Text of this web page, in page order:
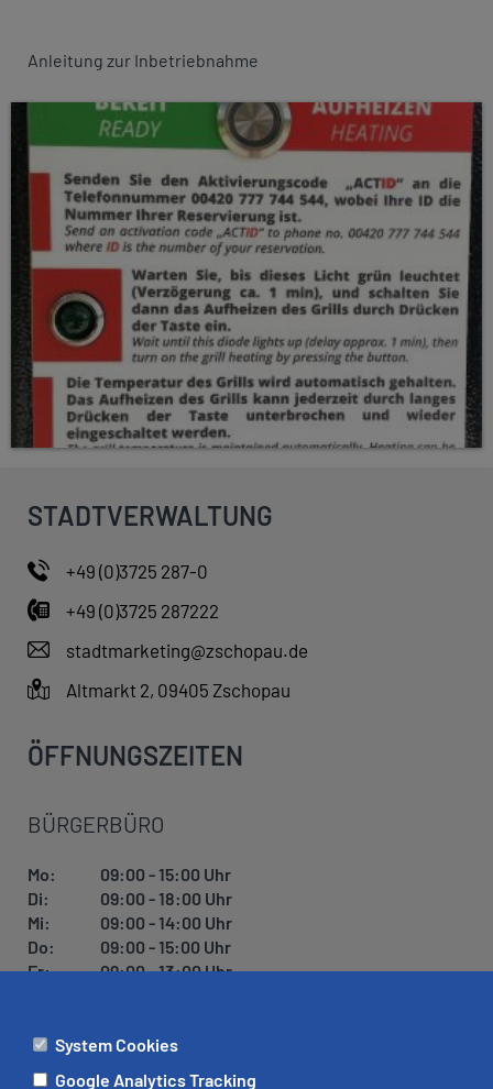
Anleitung zur Inbetriebnahme
STADTVERWALTUNG
+49 (0)3725 287-0
+49 (0)3725 287222
stadtmarketing@zschopau.de
Altmarkt 2, 09405 Zschopau
ÖFFNUNGSZEITEN
BÜRGERBÜRO
Mo:
09:00 - 15:00 Uhr
Di:
09:00 - 18:00 Uhr
Mi:
09:00 - 14:00 Uhr
Do:
09:00 - 15:00 Uhr
Fr:
09:00 - 13:00 Uhr
ÄMTER
System Cookies
Google Analytics Tracking